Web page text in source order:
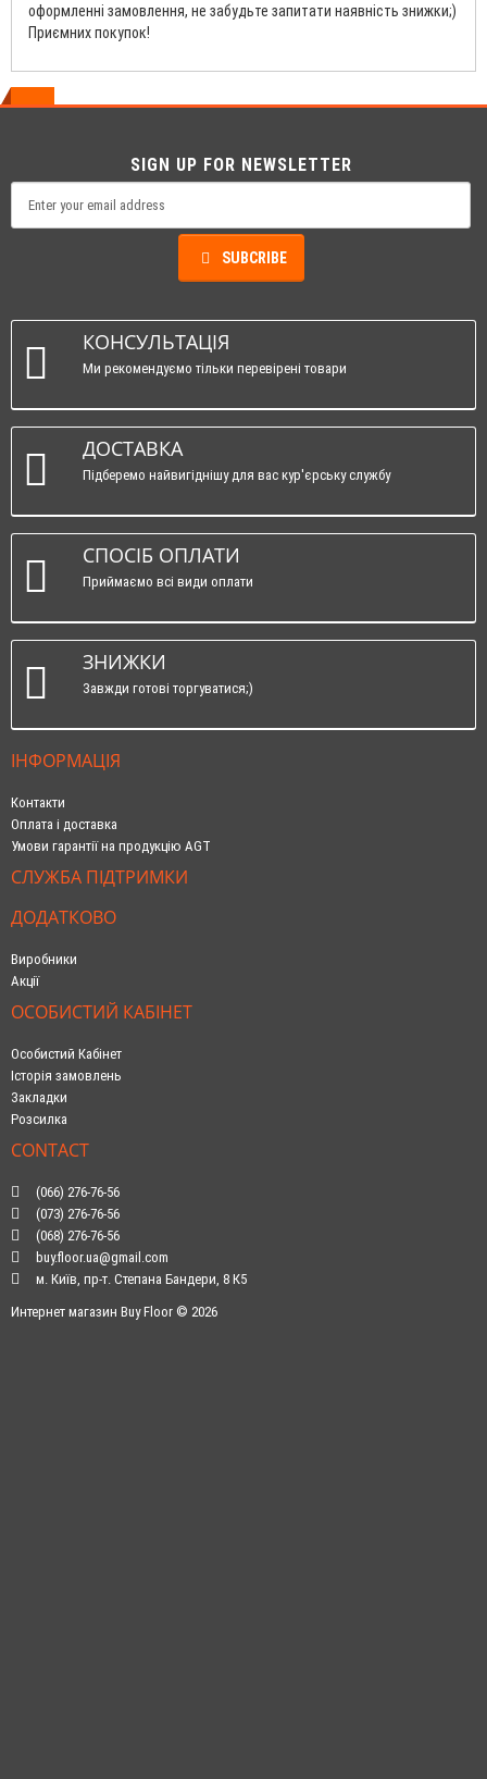
оформленні замовлення, не забудьте запитати наявність знижки;)
Приємних покупок!
SIGN UP FOR NEWSLETTER
SUBCRIBE
КОНСУЛЬТАЦІЯ
Ми рекомендуємо тільки перевірені товари
ДОСТАВКА
Підберемо найвигіднішу для вас кур'єрську службу
СПОСІБ ОПЛАТИ
Приймаємо всі види оплати
ЗНИЖКИ
Завжди готові торгуватися;)
ІНФОРМАЦІЯ
Контакти
Оплата і доставка
Умови гарантії на продукцію AGT
СЛУЖБА ПІДТРИМКИ
ДОДАТКОВО
Виробники
Акції
ОСОБИСТИЙ КАБІНЕТ
Особистий Кабінет
Історія замовлень
Закладки
Розсилка
CONTACT
(066) 276-76-56
(073) 276-76-56
(068) 276-76-56
buy.floor.ua@gmail.com
м. Київ, пр-т. Степана Бандери, 8 К5
Интернет магазин Buy Floor © 2026